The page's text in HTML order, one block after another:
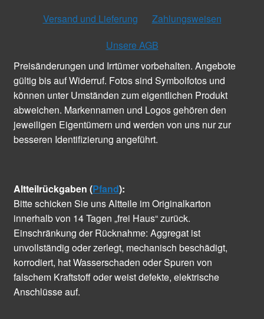
Versand und Lieferung
Zahlungsweisen
Unsere AGB
Preisänderungen und Irrtümer vorbehalten. Angebote
gültig bis auf Widerruf. Fotos sind Symbolfotos und
können unter Umständen zum eigentlichen Produkt
abweichen. Markennamen und Logos gehören den
jeweiligen Eigentümern und werden von uns nur zur
besseren Identifizierung angeführt.
Altteilrückgaben (Pfand):
Bitte schicken Sie uns Altteile im Originalkarton
innerhalb von 14 Tagen „frei Haus“ zurück.
Einschränkung der Rücknahme: Aggregat ist
unvollständig oder zerlegt, mechanisch beschädigt,
korrodiert, hat Wasserschaden oder Spuren von
falschem Kraftstoff oder weist defekte, elektrische
Anschlüsse auf.